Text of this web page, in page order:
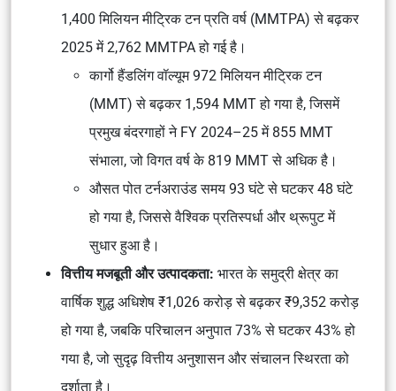
1,400 मिलियन मीट्रिक टन प्रति वर्ष (MMTPA) से बढ़कर
2025 में 2,762 MMTPA हो गई है।
कार्गो हैंडलिंग वॉल्यूम 972 मिलियन मीट्रिक टन
(MMT) से बढ़कर 1,594 MMT हो गया है, जिसमें
प्रमुख बंदरगाहों ने FY 2024–25 में 855 MMT
संभाला, जो विगत वर्ष के 819 MMT से अधिक है।
औसत पोत टर्नअराउंड समय 93 घंटे से घटकर 48 घंटे
हो गया है, जिससे वैश्विक प्रतिस्पर्धा और थ्रूपुट में
सुधार हुआ है।
वित्तीय मजबूती और उत्पादकता: भारत के समुद्री क्षेत्र का
वार्षिक शुद्ध अधिशेष ₹1,026 करोड़ से बढ़कर ₹9,352 करोड़
हो गया है, जबकि परिचालन अनुपात 73% से घटकर 43% हो
गया है, जो सुदृढ़ वित्तीय अनुशासन और संचालन स्थिरता को
दर्शाता है।